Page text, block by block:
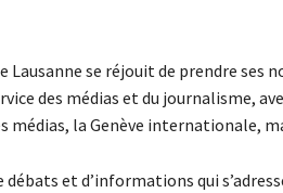
Lausanne se réjouit de prendre
des médias et du journalisme,
médias, la Genève internationale,
et d’informations qui